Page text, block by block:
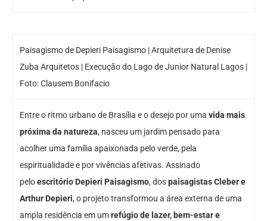
Paisagismo de Depieri Paisagismo | Arquitetura de Denise
Zuba Arquitetos | Execução do Lago de Junior Natural Lagos |
Foto: Clausem Bonifacio
Entre o ritmo urbano de Brasília e o desejo por uma vida mais
próxima da natureza, nasceu um jardim pensado para
acolher uma família apaixonada pelo verde, pela
espiritualidade e por vivências afetivas. Assinado
peloescritório Depieri Paisagismo, dospaisagistas Cleber e
Arthur Depieri, o projeto transformou a área externa de uma
ampla residência em umrefúgio de lazer, bem-estar e